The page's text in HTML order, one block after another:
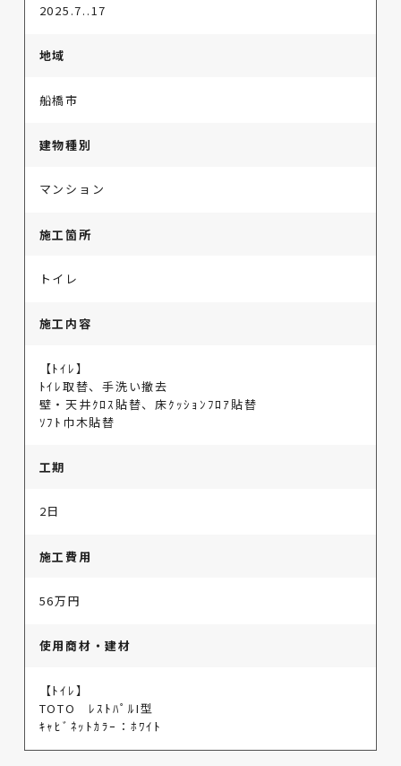
2025.7..17
地域
船橋市
建物種別
マンション
施工箇所
トイレ
施工内容
【ﾄｲﾚ】
ﾄｲﾚ取替、手洗い撤去
壁・天井ｸﾛｽ貼替、床ｸｯｼｮﾝﾌﾛｱ貼替
ｿﾌﾄ巾木貼替
工期
2日
施工費用
56万円
使用商材・建材
【ﾄｲﾚ】
TOTO ﾚｽﾄﾊﾟﾙI型
ｷｬﾋﾞﾈｯﾄｶﾗｰ：ﾎﾜｲﾄ